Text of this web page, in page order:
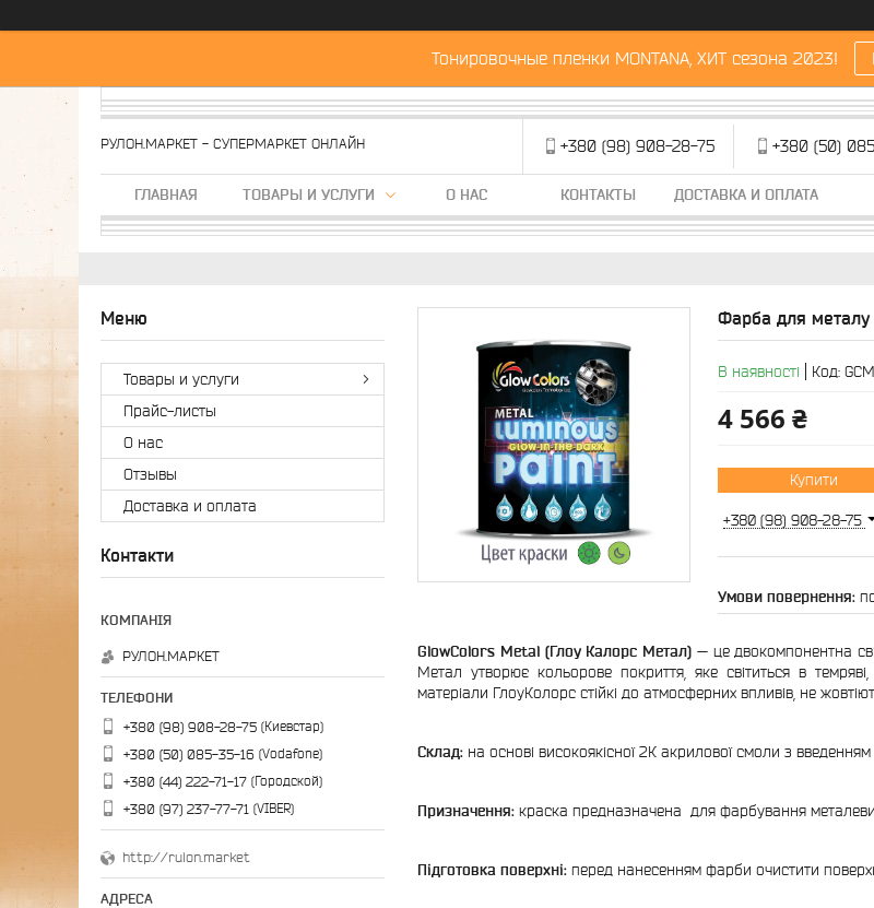
Тонировочные пленки MONTANA, ХИТ сезона 2023!
РУЛОН.МАРКЕТ - СУПЕРМАРКЕТ ОНЛАЙН +380 (98) 908-28-75 +380 (50)
ГЛАВНАЯ ТОВАРЫ И УСЛУГИ О НАС КОНТАКТЫ ДОСТАВКА И ОПЛАТА
Фарба для металу
В наявності Код:
4 566 ₴
Купити
+380 (98) 908-28-75
GlowColors Metal (Глоу Калорс Метал) — це двокомпонентна
Метал утворює кольорове покриття, яке світиться в темряві,
матеріали ГлоуКолорс стійкі до атмосферних впливів, не
Склад: на основі високоякісної 2К акрилової смоли з
Призначення: краска предназначена для фарбування
Підготовка поверхні: перед нанесенням фарби очистити
Товары и услуги
Прайс-листы
О нас
Отзывы
Доставка и оплата
Контакти
РУЛОН.МАРКЕТ
+380 (98) 908-28-75 Киевстар
+380 (50) 085-35-16 Vodafone
+380 (44) 222-71-17 Городской
+380 (97) 237-77-71 VIBER
http://rulon.market